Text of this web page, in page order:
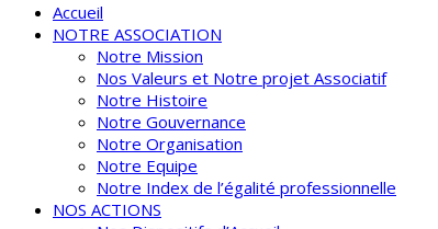
Accueil
NOTRE ASSOCIATION
Notre Mission
Nos Valeurs et Notre projet Associatif
Notre Histoire
Notre Gouvernance
Notre Organisation
Notre Equipe
Notre Index de l’égalité professionnelle
NOS ACTIONS